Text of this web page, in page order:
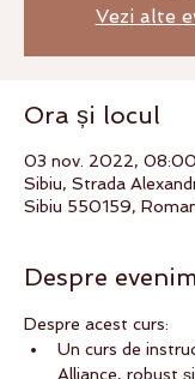
Vezi alte
Ora și locul
03 nov. 2022,
Sibiu, Strada
Sibiu 550159,
Despre
Despre acest curs:
Un curs de
Alliance, robust